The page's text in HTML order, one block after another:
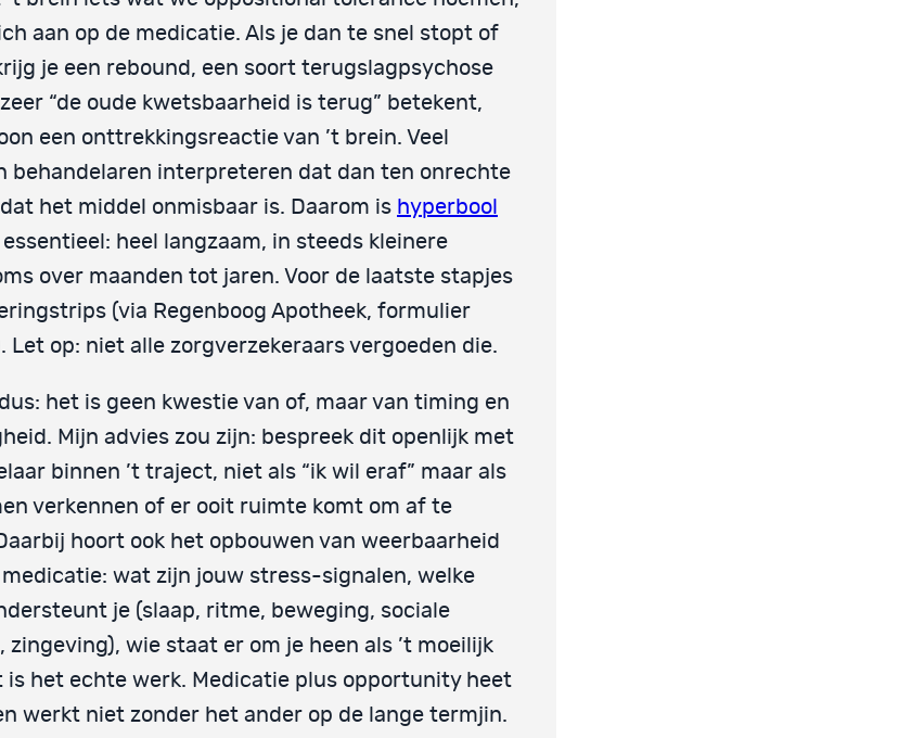
aan op de medicatie. Als je dan te snel stopt of
je een rebound, een soort terugslagpsychose
“de oude kwetsbaarheid is terug” betekent,
een onttrekkingsreactie van ’t brein. Veel
behandelaren interpreteren dat dan ten onrechte
het middel onmisbaar is. Daarom is hyperbool
essentieel: heel langzaam, in steeds kleinere
over maanden tot jaren. Voor de laatste stapjes
(via Regenboog Apotheek, formulier
Let op: niet alle zorgverzekeraars vergoeden die.
het is geen kwestie van of, maar van timing en
Mijn advies zou zijn: bespreek dit openlijk met
binnen ’t traject, niet als “ik wil eraf” maar als
verkennen of er ooit ruimte komt om af te
hoort ook het opbouwen van weerbaarheid
medicatie: wat zijn jouw stress-signalen, welke
je (slaap, ritme, beweging, sociale
zingeving), wie staat er om je heen als ’t moeilijk
is het echte werk. Medicatie plus opportunity heet
werkt niet zonder het ander op de lange termjin.